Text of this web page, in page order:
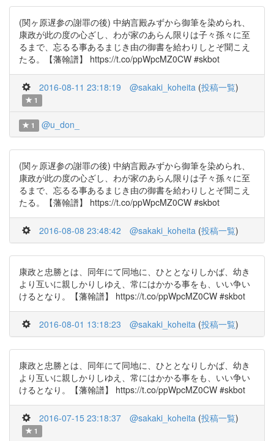
(関ヶ原遅参の謝罪の後) 中納言殿みずから御筆を染められ、
康政が此の度の心ざし、わが家のあらん限りは子々孫々に至
るまで、忘るる事あるまじき由の御書を給わりしとぞ聞こえ
たる。【藩翰譜】 https://t.co/ppWpcMZ0CW #skbot
2016-08-11 23:18:19 @sakaki_koheita (投稿一覧)
1
1 @u_don_
(関ヶ原遅参の謝罪の後) 中納言殿みずから御筆を染められ、
康政が此の度の心ざし、わが家のあらん限りは子々孫々に至
るまで、忘るる事あるまじき由の御書を給わりしとぞ聞こえ
たる。【藩翰譜】 https://t.co/ppWpcMZ0CW #skbot
2016-08-08 23:48:42 @sakaki_koheita (投稿一覧)
康政と忠勝とは、同年にて同地に、ひととなりしかば、幼き
より互いに親しかりしゆえ、常にはかかる事をも、いい争い
けるとなり。【藩翰譜】 https://t.co/ppWpcMZ0CW #skbot
2016-08-01 13:18:23 @sakaki_koheita (投稿一覧)
康政と忠勝とは、同年にて同地に、ひととなりしかば、幼き
より互いに親しかりしゆえ、常にはかかる事をも、いい争い
けるとなり。【藩翰譜】 https://t.co/ppWpcMZ0CW #skbot
2016-07-15 23:18:37 @sakaki_koheita (投稿一覧)
1